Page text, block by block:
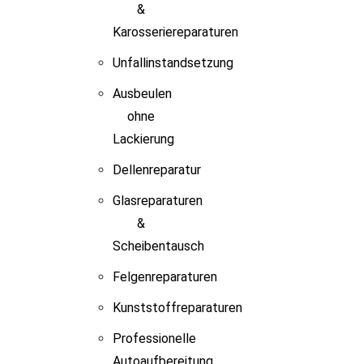
&
Karosseriereparaturen
Unfallinstandsetzung
Ausbeulen
ohne
Lackierung
Dellenreparatur
Glasreparaturen
&
Scheibentausch
Felgenreparaturen
Kunststoffreparaturen
Professionelle